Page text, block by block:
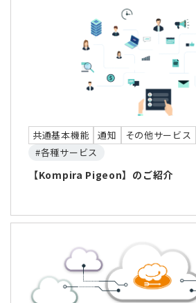
共通基本機能 通知 その他サービス
#各種サービス
【Kompira Pigeon】のご紹介